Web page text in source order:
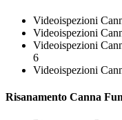
Videoispezioni
Videoispezioni
Videoispezioni
6
Videoispezioni
Risanamento Canna